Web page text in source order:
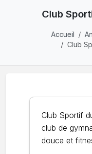
Club
Accueil
Club
Club Sportif
club de
douce et